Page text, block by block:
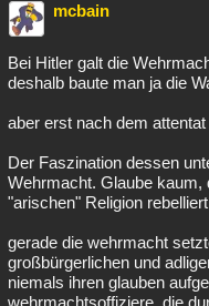
mcbain
Bei Hitler galt die
deshalb baute man ja die
aber erst nach dem
Der Faszination dessen
Wehrmacht. Glaube kaum,
"arischen" Religion
gerade die wehrmacht
großbürgerlichen und
niemals ihren glauben
wehrmachtsoffiziere, die